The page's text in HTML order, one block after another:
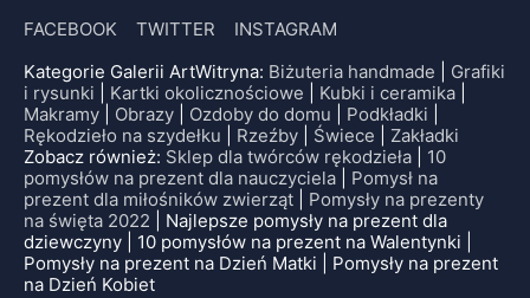
FACEBOOK
TWITTER
INSTAGRAM
Kategorie Galerii ArtWitryna: Biżuteria handmade
Grafiki
i rysunki
Kartki okolicznościowe Kubki i ceramika
Makramy
Obrazy Ozdoby do domu Podkładki
Rękodzieło na szydełku
Rzeźby Świece
Zakładki
Zobacz również: Sklep dla twórców rękodzieła
10
pomysłów na prezent dla nauczyciela
Pomysł na
prezent dla miłośników zwierząt
Pomysły na prezenty
na święta 2022 | Najlepsze pomysły na prezent dla
dziewczyny | 10 pomysłów na prezent na Walentynki |
Pomysły na prezent na Dzień Matki | Pomysły na prezent
na Dzień Kobiet